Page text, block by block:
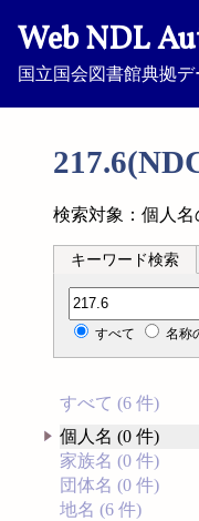
Web NDL
国立国会図書館典拠
検索対象：個人名
キーワード検索
分類記号検索
すべて 名称
すべて (6 件)
個人名 (0 件)
家族名 (0 件)
団体名 (0 件)
地名 (6 件)